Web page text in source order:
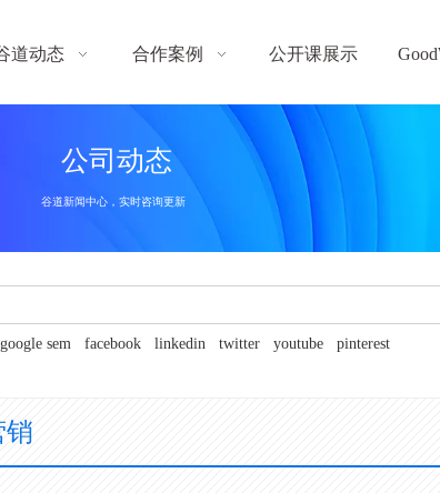
道动态 合作案例 公开课展示
谷道新闻中心，实时咨询更新
公司动态
google sem facebook linkedin twitter youtube pinterest
销